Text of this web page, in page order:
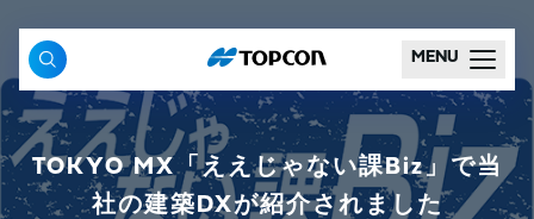
MENU
TOKYO MX「ええじゃない課Biz」で当
社の建築DXが紹介されました